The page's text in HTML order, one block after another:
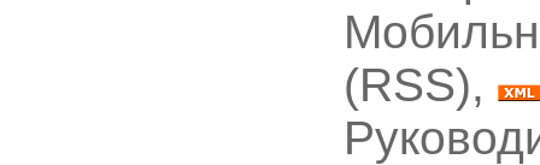
(RSS),